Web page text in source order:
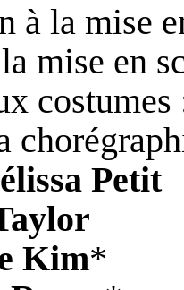
à la mise
mise en
Petit
Kim*